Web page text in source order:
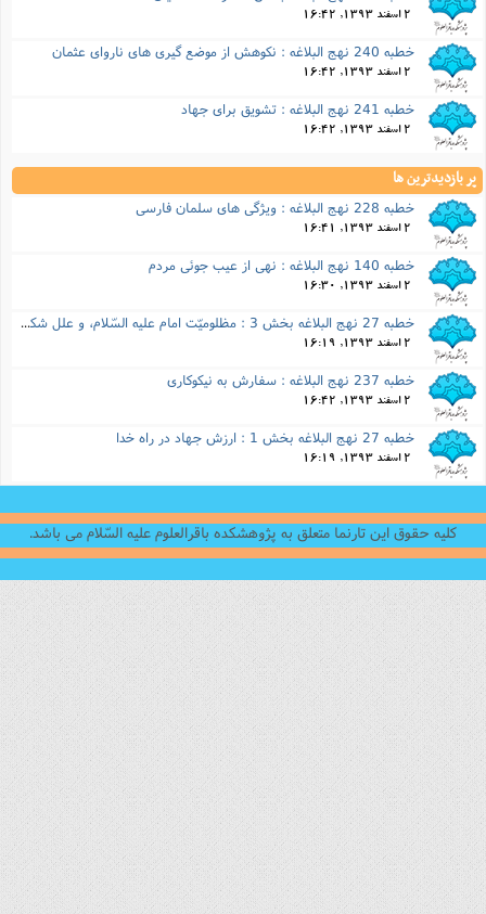
خطبه 27 نهج البلاغه بخش 3 : مظلوميّت امام عليه السّلام، و علل شكست كوفيان
باقرالعلوم علیه السّلام می باشد.